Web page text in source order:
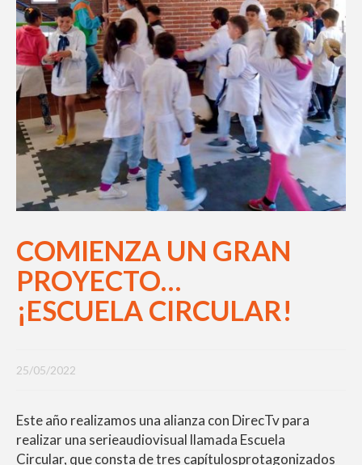
COMIENZA UN GRAN
PROYECTO…
¡ESCUELA CIRCULAR!
25/05/2022
Este año realizamos una alianza con DirecTv para
realizar una serieaudiovisual llamada Escuela
Circular, que consta de tres capítulosprotagonizados